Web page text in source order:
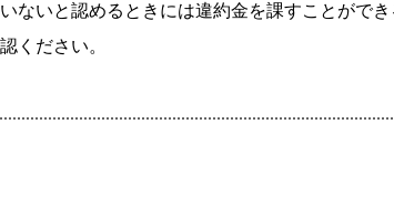
ないと認めるときには違約金を課すことがで
ください。